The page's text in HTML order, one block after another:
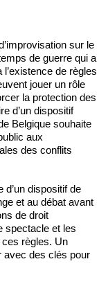
sur le
de guerre qui a
l’existence de règles
jouer un rôle
la protection des
d’un dispositif
Belgique souhaite
aux
des conflits
dispositif de
et au débat avant
de droit
spectacle et les
ces règles. Un
avec des clés pour